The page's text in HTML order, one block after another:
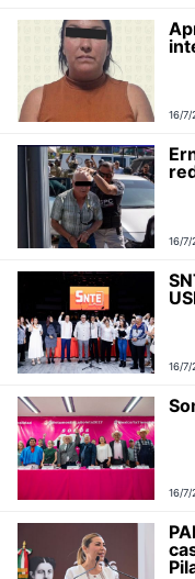
16/
16/7/
16/7/
16/7/